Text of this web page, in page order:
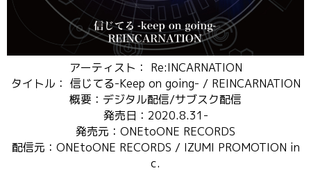
アーティスト： Re:INCARNATION
タイトル： 信じてる-Keep on going- / REINCARNATION
概要：デジタル配信/サブスク配信
発売日：2020.8.31-
発売元：ONEtoONE RECORDS
配信元：ONEtoONE RECORDS / IZUMI PROMOTION in
c.